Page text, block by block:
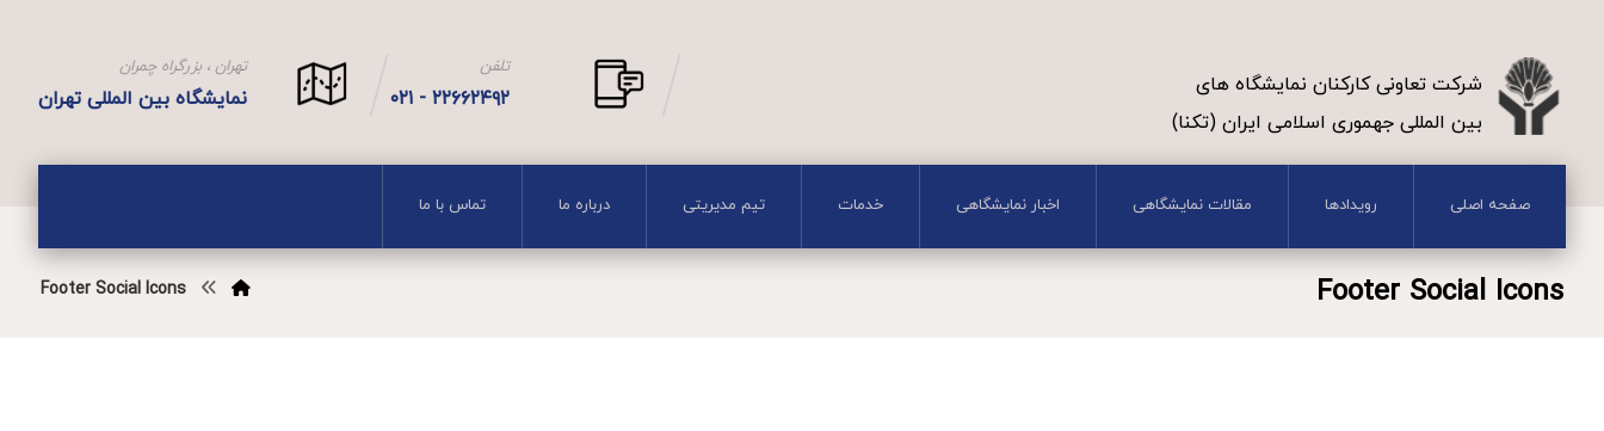
شرکت تعاونی کارکنان نمایشگاه های
بین المللی جهموری اسلامی ایران (تکنا)
تهران ، بزرگراه چمران
نمایشگاه بین المللی تهران
تلفن
۲۲۶۶۲۴۹۲ - ۰۲۱
صفحه اصلی رویدادها مقالات نمایشگاهی اخبار نمایشگاهی خدمات تیم مدیریتی درباره ما تماس با ما
Footer Social Icons
Footer Social Icons